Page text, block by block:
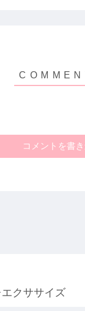
コメントを書
クササイズ